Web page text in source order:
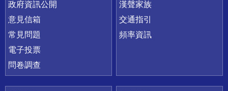
政府資訊公開
意見信箱
常見問題
電子投票
問卷調查
漢聲家族
交通指引
頻率資訊